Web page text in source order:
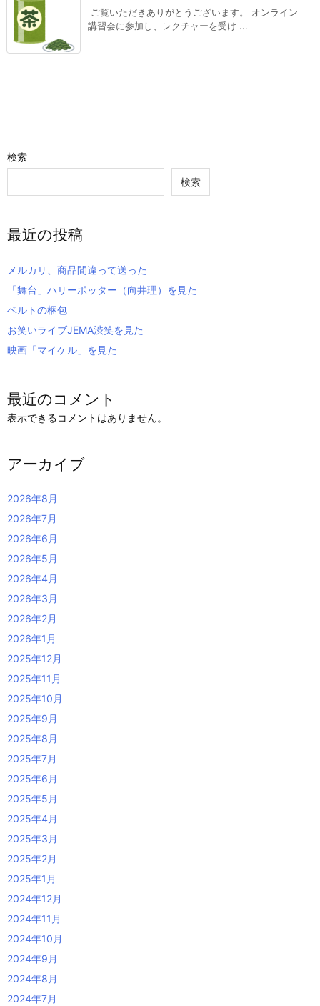
ご覧いただきありがとうございます。 オンライン
講習会に参加し、レクチャーを受け ...
検索
検索
最近の投稿
メルカリ、商品間違って送った
「舞台」ハリーポッター（向井理）を見た
ベルトの梱包
お笑いライブJEMA渋笑を見た
映画「マイケル」を見た
最近のコメント
表示できるコメントはありません。
アーカイブ
2026年8月
2026年7月
2026年6月
2026年5月
2026年4月
2026年3月
2026年2月
2026年1月
2025年12月
2025年11月
2025年10月
2025年9月
2025年8月
2025年7月
2025年6月
2025年5月
2025年4月
2025年3月
2025年2月
2025年1月
2024年12月
2024年11月
2024年10月
2024年9月
2024年8月
2024年7月